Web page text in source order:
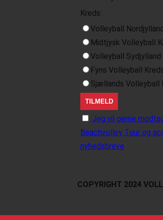
Kreds:
Volleyball
Midtjysk Volleyball
Volleyball Sydjylland
Fyns Volleyball
Sjællands Volleyball
Jeg vil gerne
Beachvolley Tour og
nyhedsbreve
COPYRIGHT 2024